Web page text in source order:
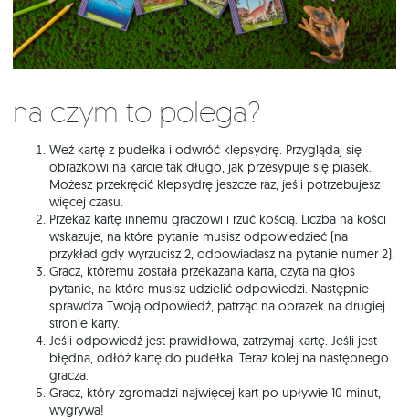
Na czym to polega?
Weź kartę z pudełka i odwróć klepsydrę. Przyglądaj się
obrazkowi na karcie tak długo, jak przesypuje się piasek.
Możesz przekręcić klepsydrę jeszcze raz, jeśli potrzebujesz
więcej czasu.
Przekaż kartę innemu graczowi i rzuć kością. Liczba na kości
wskazuje, na które pytanie musisz odpowiedzieć (na
przykład gdy wyrzucisz 2, odpowiadasz na pytanie numer 2).
Gracz, któremu została przekazana karta, czyta na głos
pytanie, na które musisz udzielić odpowiedzi. Następnie
sprawdza Twoją odpowiedź, patrząc na obrazek na drugiej
stronie karty.
Jeśli odpowiedź jest prawidłowa, zatrzymaj kartę. Jeśli jest
błędna, odłóż kartę do pudełka. Teraz kolej na następnego
gracza.
Gracz, który zgromadzi najwięcej kart po upływie 10 minut,
wygrywa!